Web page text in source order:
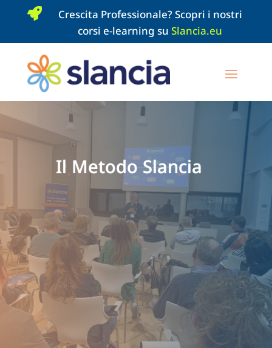

Crescita Professionale? Scopri i nostri
corsi e-learning suSlancia.eu
Il Metodo Slancia